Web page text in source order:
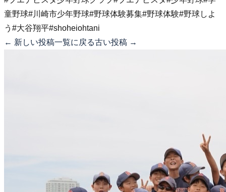
童野球#川崎市少年野球#野球体験募集#野球体験#野球しよ
う #大谷翔平#shoheiohtani
← 新しい投稿一覧に戻る古い投稿 →